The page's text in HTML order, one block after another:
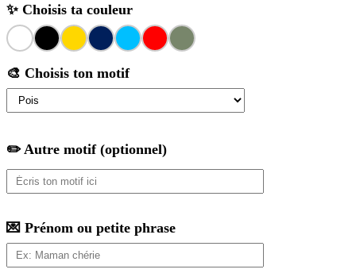
✨ Choisis ta couleur
🎨 Choisis ton motif
✏️ Autre motif (optionnel)
💌 Prénom ou petite phrase